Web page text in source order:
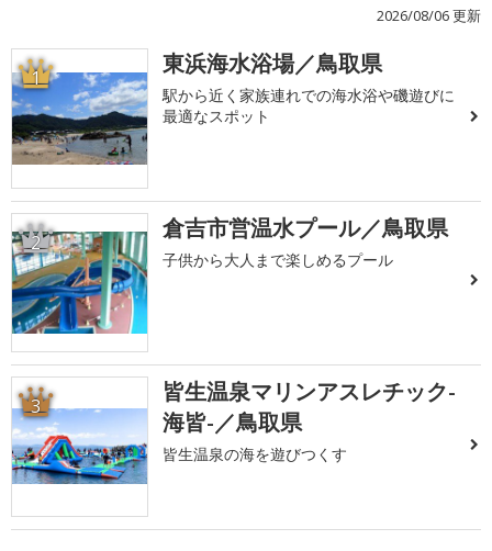
2026/08/06 更新
1 東浜海水浴場／鳥取県
駅から近く家族連れでの海水浴や磯遊びに
最適なスポット
2 倉吉市営温水プール／鳥取県
子供から大人まで楽しめるプール
3
皆生温泉マリンアスレチック-
海皆-／鳥取県
皆生温泉の海を遊びつくす